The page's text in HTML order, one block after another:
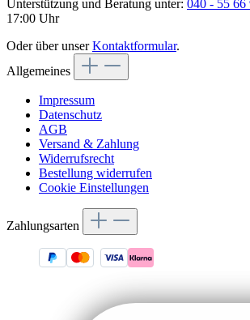
Unterstützung und Beratung unter: 040 - 55 66
17:00 Uhr
Oder über unserKontaktformular.
Allgemeines
Impressum
Datenschutz
AGB
Versand & Zahlung
Widerrufsrecht
Bestellung widerrufen
Cookie Einstellungen
Zahlungsarten